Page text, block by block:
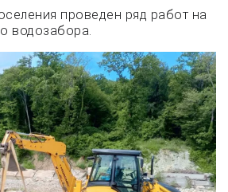
проведен ряд работ на
водозабора.